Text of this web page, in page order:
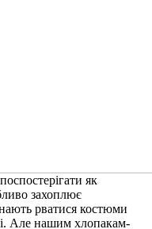
як
захоплює
рватися костюми
Але нашим хлопакам-